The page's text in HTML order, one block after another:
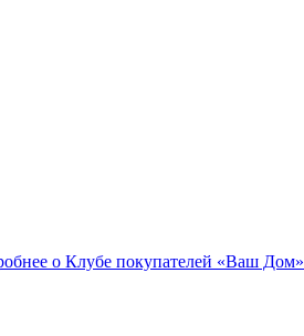
о Клубе покупателей «Ваш Дом»